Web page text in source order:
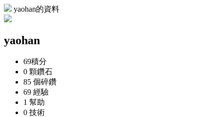
yaohan的資料
yaohan
69積分
0 顆鑽石
85 個碎鑽
69 經驗
1 幫助
0 技術